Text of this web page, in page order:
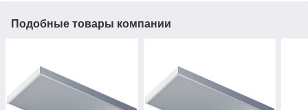
Подобные товары компании